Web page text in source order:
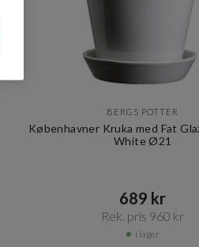
BERGS POTTER
Københavner Kruka med Fat
White Ø21
689 kr​​
Rek. pris 960 kr​​
I lager